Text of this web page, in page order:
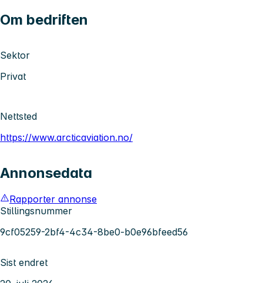
Om bedriften
Sektor
Privat
Nettsted
https://www.arcticaviation.no/
Annonsedata
Rapporter annonse
Stillingsnummer
9cf05259-2bf4-4c34-8be0-b0e96bfeed56
Sist endret